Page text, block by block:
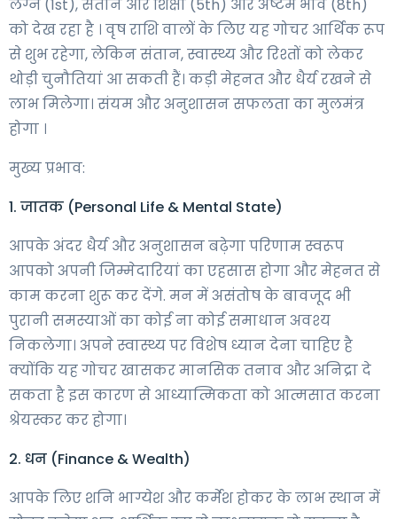
लग्न (1st), संतान और शिक्षा (5th) और अष्टम भाव (8th)
को देख रहा है । वृष राशि वालों के लिए यह गोचर आर्थिक रूप
से शुभ रहेगा, लेकिन संतान, स्वास्थ्य और रिश्तों को लेकर
थोड़ी चुनौतियां आ सकती हैं। कड़ी मेहनत और धैर्य रखने से
लाभ मिलेगा। संयम और अनुशासन सफलता का मुलमंत्र
होगा ।
मुख्य प्रभाव:
1. जातक (Personal Life & Mental State)
आपके अंदर धैर्य और अनुशासन बढ़ेगा परिणाम स्वरूप
आपको अपनी जिम्मेदारियां का एहसास होगा और मेहनत से
काम करना शुरू कर देंगे. मन में असंतोष के बावजूद भी
पुरानी समस्याओं का कोई ना कोई समाधान अवश्य
निकलेगा। अपने स्वास्थ्य पर विशेष ध्यान देना चाहिए है
क्योंकि यह गोचर खासकर मानसिक तनाव और अनिद्रा दे
सकता है इस कारण से आध्यात्मिकता को आत्मसात करना
श्रेयस्कर कर होगा।
2. धन (Finance & Wealth)
आपके लिए शनि भाग्येश और कर्मेश होकर के लाभ स्थान में